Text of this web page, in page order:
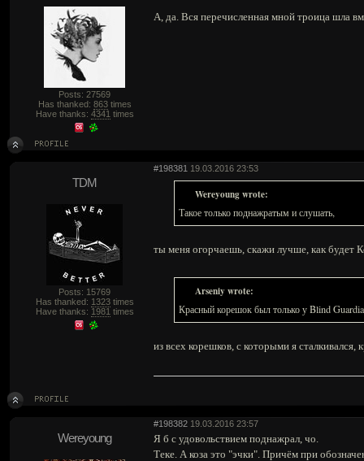
Posts: 27569
Has thanked: 863times
Have thanks: 4341 times
А, да. Вся перечисленная мной троица шла
#198381 19.03.2016 23:53
TDM
Posts: 15769
Has thanked: 1323times
Have thanks: 1981 times
Wereyoung wrote:
Такое только поднажратым и слушать,
ты меня огорчаешь, скажи лучше, как будет
Arseniy wrote:
Красный корешок был только у Blind
из всех корешков, с которыми я
#198382 19.03.2016 23:57
Wereyoung
Я б с удовольствием поднажрал, чо.
Теке. А коза это "эчки". Причём при